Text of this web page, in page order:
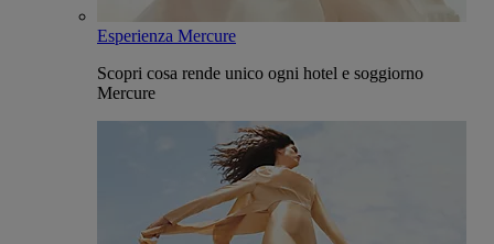
Esperienza Mercure
Scopri cosa rende unico ogni hotel e soggiorno
Mercure